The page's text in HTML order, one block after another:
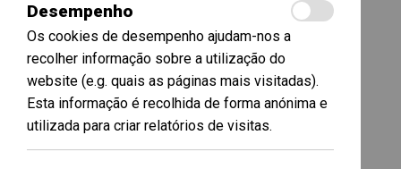
Desempenho
Os cookies de desempenho ajudam-nos a
recolher informação sobre a utilização do
website (e.g. quais as páginas mais visitadas).
Esta informação é recolhida de forma anónima e
utilizada para criar relatórios de visitas.